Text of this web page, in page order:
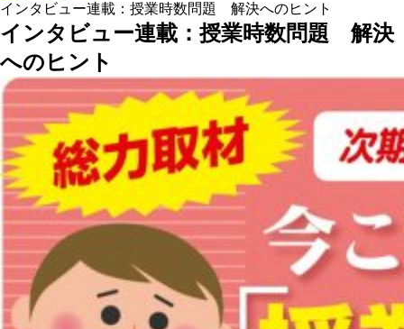
インタビュー連載：授業時数問題 解決へのヒント
インタビュー連載：授業時数問題 解決
へのヒント